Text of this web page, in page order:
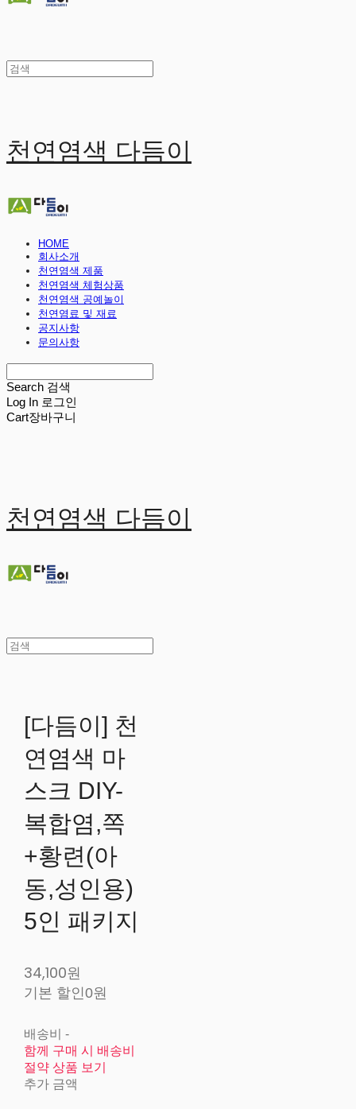
천연염색 다듬이
HOME
회사소개
천연염색 제품
천연염색 체험상품
천연염색 공예놀이
천연염료 및 재료
공지사항
문의사항
Search 검색
Log In 로그인
Cart장바구니
천연염색 다듬이
[다듬이] 천
연염색 마
스크 DIY-
복합염,쪽
+황련(아
동,성인용)
5인 패키지
34,100원
기본 할인0원
배송비 -
함께 구매 시 배송비
절약 상품 보기
추가 금액